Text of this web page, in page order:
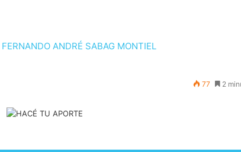
FERNANDO ANDRÉ SABAG MONTIEL
77 2